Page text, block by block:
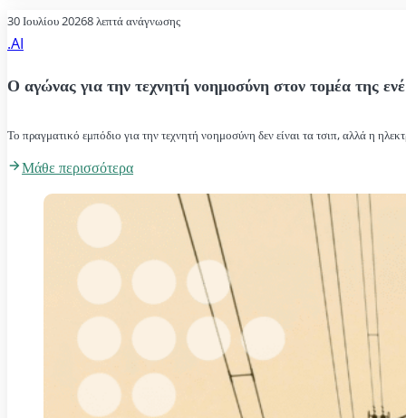
30 Ιουλίου 20268 λεπτά ανάγνωσης
.AI
Ο αγώνας για την τεχνητή νοημοσύνη στον τομέα της
Το πραγματικό εμπόδιο για την τεχνητή νοημοσύνη δεν είναι τα τσιπ, αλλά η
Μάθε περισσότερα